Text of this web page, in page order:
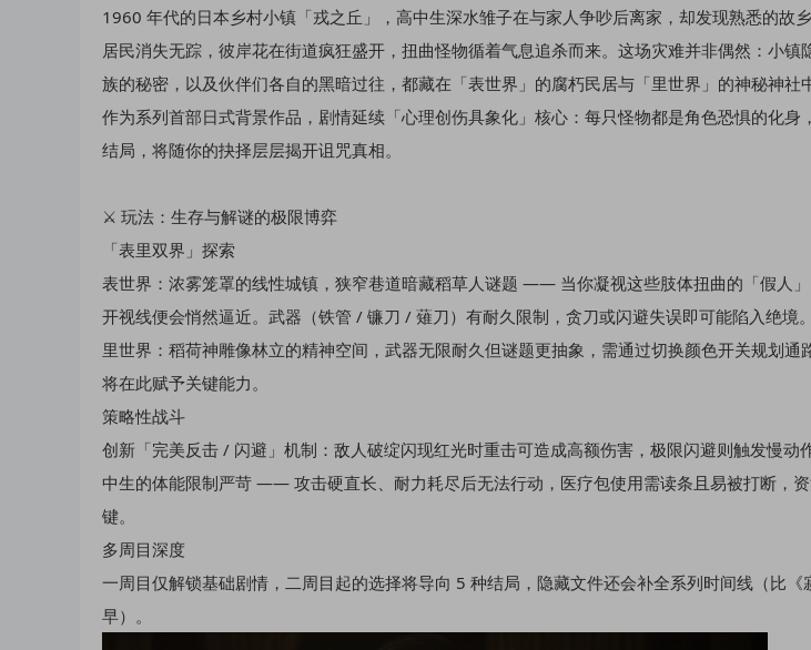
1960 年代的日本乡村小镇「戎之丘」，高中生深水雏子在与家人争吵后离家，却发现熟悉的
居民消失无踪，彼岸花在街道疯狂盛开，扭曲怪物循着气息追杀而来。这场灾难并非偶然：小镇
族的秘密，以及伙伴们各自的黑暗过往，都藏在「表世界」的腐朽民居与「里世界」的神秘神社中
作为系列首部日式背景作品，剧情延续「心理创伤具象化」核心：每只怪物都是角色恐惧的化身
结局，将随你的抉择层层揭开诅咒真相。​
⚔️ 玩法：生存与解谜的极限博弈​
「表里双界」探索​
表世界：浓雾笼罩的线性城镇，狭窄巷道暗藏稻草人谜题 —— 当你凝视这些肢体扭曲的「假人
开视线便会悄然逼近。武器（铁管 / 镰刀 / 薙刀）有耐久限制，贪刀或闪避失误即可能陷入绝境。​
里世界：稻荷神雕像林立的精神空间，武器无限耐久但谜题更抽象，需通过切换颜色开关规划通
将在此赋予关键能力。​
策略性战斗​
创新「完美反击 / 闪避」机制：敌人破绽闪现红光时重击可造成高额伤害，极限闪避则触发慢动
中生的体能限制严苛 —— 攻击硬直长、耐力耗尽后无法行动，医疗包使用需读条且易被打断，
键。​
多周目深度​
一周目仅解锁基础剧情，二周目起的选择将导向 5 种结局，隐藏文件还会补全系列时间线（比《
早）。​